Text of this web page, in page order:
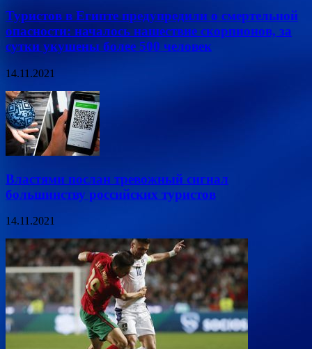
Туристов в Египте предупредили о смертельной
опасности: началось нашествие скорпионов, за
сутки укушены более 500 человек
14.11.2021
Властями послан тревожный сигнал
большинству российских туристов
14.11.2021